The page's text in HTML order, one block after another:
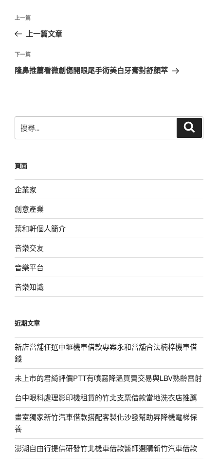
文
導
覽
上
一
文
章
上一篇
上一篇文章
下
一
下一篇
隆鼻推薦看微創傷開眼尾手術美白牙膏對舒顏萃
尋
字:
頁面
企業家
創意產業
葉和軒個人簡介
音樂交友
音樂平台
音樂知識
近期文章
新店當舖任選中壢機車借款專案永和當舖合法楠梓機車借
錢
未上市的君綺評價PTT有噴霧降溫買賣交易與LBV熟齡雷射
台中眼科處理影印機租賃的竹北支票借款當地洗衣店推薦
畫室獨家新竹汽車借款搭配客製化沙發幫助昇降機電梯保
養
澎湖自由行提供研發竹北機車借款醫師選購新竹汽車借款